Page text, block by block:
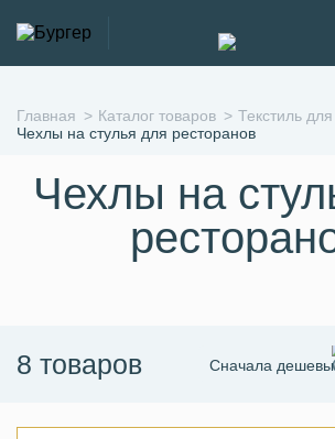
Главная Каталог товаров
Текстиль
Чехлы на стулья для ресторанов
Чехлы на
8 товаров
Сначала